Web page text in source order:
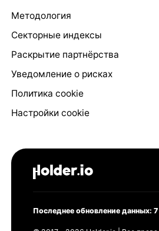
Методология
Секторные индексы
Раскрытие партнёрства
Уведомление о рисках
Политика cookie
Настройки cookie
Последнее обновление данных: